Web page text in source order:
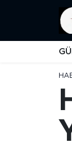
MANŞET
İstanbul
Süper